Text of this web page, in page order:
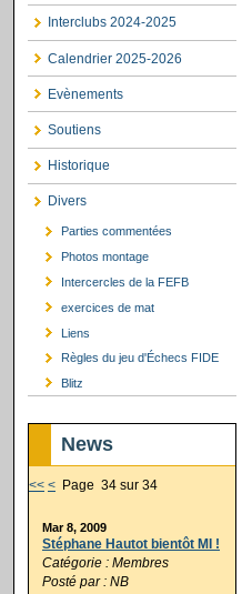
Interclubs 2024-2025
Calendrier 2025-2026
Evènements
Soutiens
Historique
Divers
Parties commentées
Photos montage
Intercercles de la FEFB
exercices de mat
Liens
Règles du jeu d'Échecs FIDE
Blitz
News
<< < Page 34 sur 34
Mar 8, 2009
Stéphane Hautot bientôt MI !
Catégorie : Membres
Posté par : NB